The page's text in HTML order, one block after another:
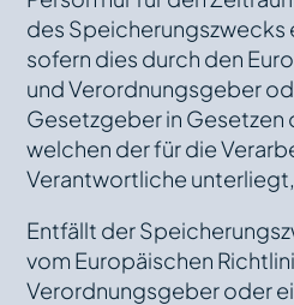
des
sofern dies durch den
und Verordnungsgeber
Gesetzgeber in Gesetzen
welchen der für die
Verantwortliche
Entfällt der
vom Europäischen
Verordnungsgeber oder